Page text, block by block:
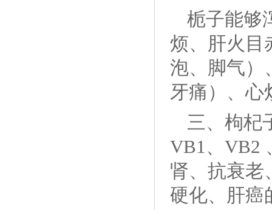
栀子能够
烦、肝火目
泡、脚气）
牙痛）、心
三、枸杞
VB1、VB2
肾、抗衰老
硬化、肝癌